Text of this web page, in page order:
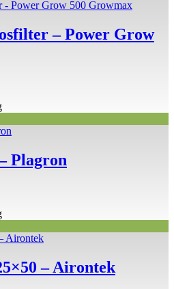
– Power Grow
Plagron
– Airontek